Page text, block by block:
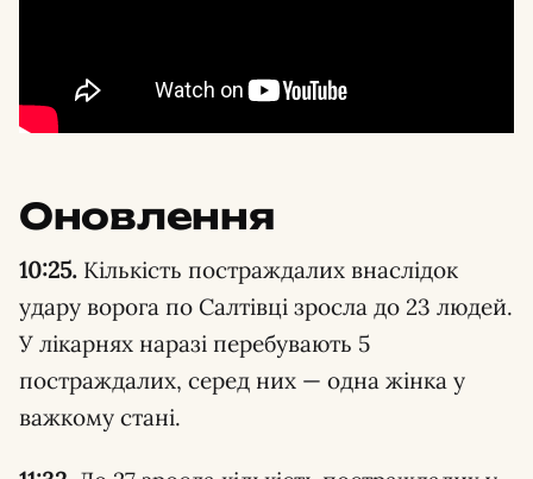
Оновлення
10:25. Кількість постраждалих внаслідок
удару ворога по Салтівці зросла до 23 людей.
У лікарнях наразі перебувають 5
постраждалих, серед них — одна жінка у
важкому стані.